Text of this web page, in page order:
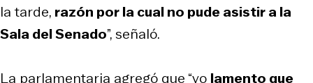
la tarde, razón por la cual no pude asistir a la
Sala del Senado”, señaló.
La parlamentaria agregó que “yo lamento que